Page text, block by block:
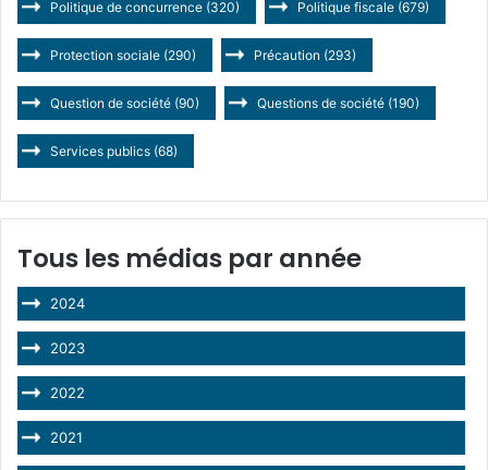
Politique de concurrence (320) Politique fiscale (679)
Protection sociale (290) Précaution (293)
Question de société (90) Questions de société (190)
Services publics (68)
Tous les médias par année
2024
2023
2022
2021